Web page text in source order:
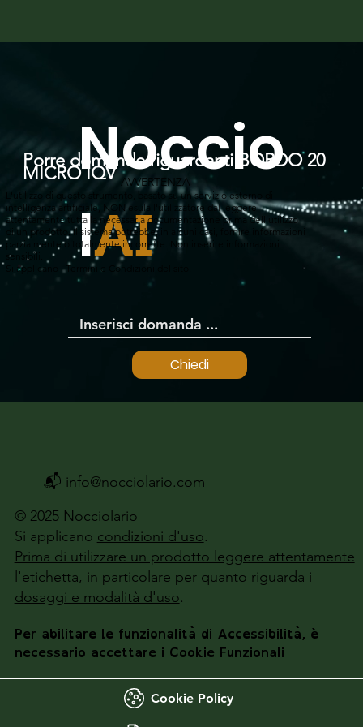
Chiedi
Noccio
lAI
Porre domande riguardanti BORDO 20
MICRO IQV AVVERTENZA
L'utilizzo di questo strumento, basato su un servizio esterno di
intelligenza artificiale, NON esula l'utilizzatore dal leggere
attentamente tutta la necessaria documentazione prima dell'utilizzo
di un prodotto. Il sistema potrebbe, in alcuni casi, fornire informazioni
parzialmente o totalmente incorrette. Non inserire informazioni
sensibili.
Si applicano i Termini e Condizioni del sito.
© 2025 Nocciolario
Si applicano condizioni d'uso.
Prima di utilizzare un prodotto leggere attentamente
l'etichetta, in particolare per quanto riguarda i
dosaggi e modalità d'uso.
Per abilitare le funzionalità di Accessibilità, è
necessario accettare i Cookie Funzionali
Cookie Policy
📬 info@nocciolario.com